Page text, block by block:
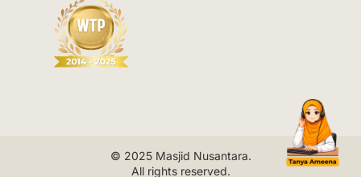
© 2025 Masjid Nusantara.
All rights reserved.